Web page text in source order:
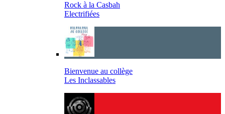
Rock à la Casbah
Electrifiées
Bienvenue au collège
Les Inclassables